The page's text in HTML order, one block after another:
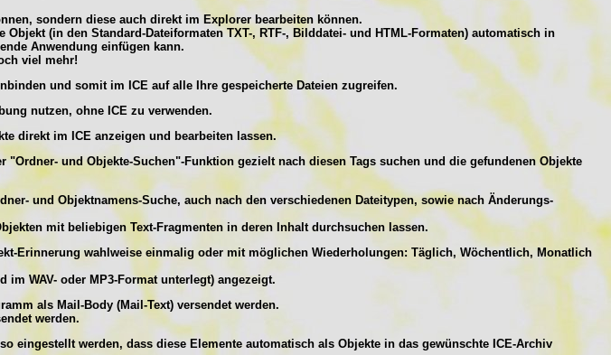
sondern diese auch direkt im Explorer bearbeiten können.
(in den Standard-Dateiformaten TXT-, RTF-, Bilddatei- und HTML-Formaten) automatisch in
Anwendung einfügen kann.
viel mehr!
und somit im ICE auf alle Ihre gespeicherte Dateien zugreifen.
nutzen, ohne ICE zu verwenden.
direkt im ICE anzeigen und bearbeiten lassen.
und Objekte-Suchen"-Funktion gezielt nach diesen Tags suchen und die gefundenen Objekte
und Objektnamens-Suche, auch nach den verschiedenen Dateitypen, sowie nach Änderungs-
mit beliebigen Text-Fragmenten in deren Inhalt durchsuchen lassen.
Erinnerung wahlweise einmalig oder mit möglichen Wiederholungen: Täglich, Wöchentlich, Monatlich
WAV- oder MP3-Format unterlegt) angezeigt.
als Mail-Body (Mail-Text) versendet werden.
werden.
eingestellt werden, dass diese Elemente automatisch als Objekte in das gewünschte ICE-Archiv